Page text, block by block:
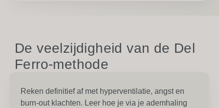
De veelzijdigheid van de Del
Ferro-methode
Reken definitief af met hyperventilatie, angst en
burn-out klachten. Leer hoe je via je ademhaling